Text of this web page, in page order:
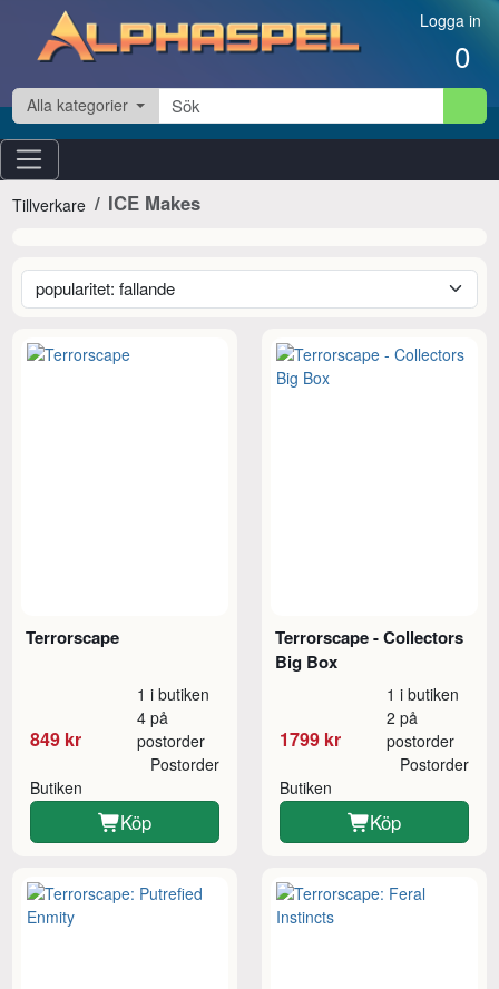
Hoppa till innehåll Logga in
0
Alla kategorier
Tillverkare ICE Makes
Terrorscape
849 kr
1 i butiken
4 på
postorder
Butiken
Postorder
Köp
Terrorscape - Collectors
Big Box
1799 kr
1 i butiken
2 på
postorder
Butiken
Postorder
Köp